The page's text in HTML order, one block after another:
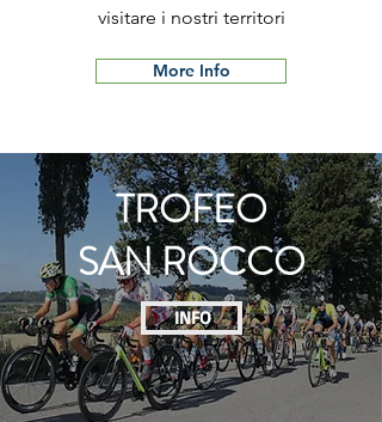
visitare i nostri territori
More Info
TROFEO
SAN ROCCO
INFO